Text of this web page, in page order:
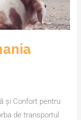
și Confort pentru
de transportul